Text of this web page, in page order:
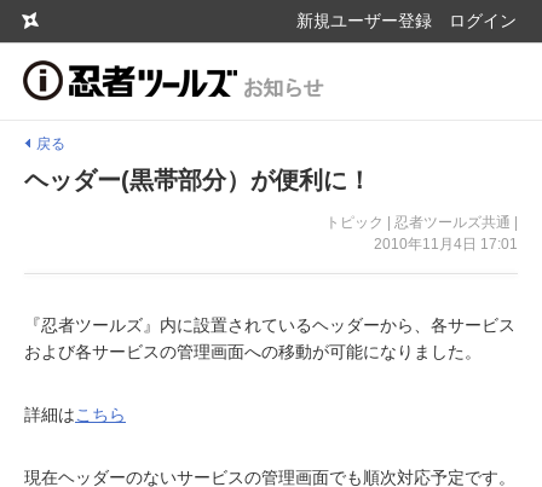
新規ユーザー登録 ログイン
戻る
ヘッダー(黒帯部分）が便利に！
トピック | 忍者ツールズ共通 |
2010年11月4日 17:01
『忍者ツールズ』内に設置されているヘッダーから、各サービス
および各サービスの管理画面への移動が可能になりました。
詳細はこちら
現在ヘッダーのないサービスの管理画面でも順次対応予定です。